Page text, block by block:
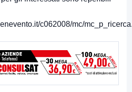
c062008/mc/